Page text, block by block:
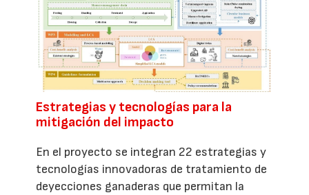
Estrategias y tecnologías para la
mitigación del impacto
En el proyecto se integran 22 estrategias y
tecnologías innovadoras de tratamiento de
deyecciones ganaderas que permitan la